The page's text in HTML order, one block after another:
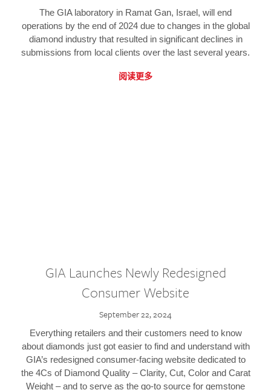
The GIA laboratory in Ramat Gan, Israel, will end
operations by the end of 2024 due to changes in the global
diamond industry that resulted in significant declines in
submissions from local clients over the last several years.
阅读更多
GIA Launches Newly Redesigned
Consumer Website
September 22, 2024
Everything retailers and their customers need to know
about diamonds just got easier to find and understand with
GIA’s redesigned consumer-facing website dedicated to
the 4Cs of Diamond Quality – Clarity, Cut, Color and Carat
Weight – and to serve as the go-to source for gemstone